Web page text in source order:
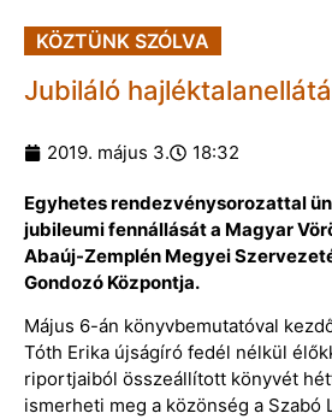
KÖZTÜNK SZÓLVA
Jubiláló
2019. május 3. 18:32
Egyhetes rendezvénysorozattal
jubileumi fennállását a Magyar
Abaúj-Zemplén Megyei
Gondozó Központja.
Május 6-án könyvbemutatóval
Tóth Erika újságíró fedél nélkül
riportjaiból összeállított könyvét
ismerheti meg a közönség a Szabó